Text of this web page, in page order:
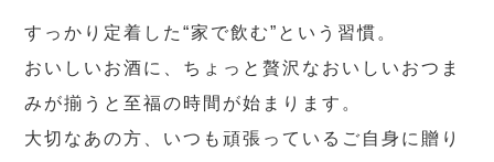
すっかり定着した“家で飲む”という習慣。
おいしいお酒に、ちょっと贅沢なおいしいおつま
みが揃うと至福の時間が始まります。
大切なあの方、いつも頑張っているご自身に贈り